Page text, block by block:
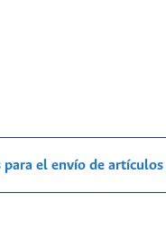
para el envío de artículos